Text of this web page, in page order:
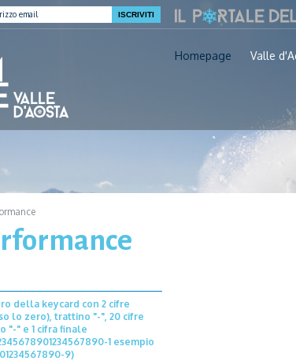
Homepage Valle
della keycard con 2 cifre
lo zero), trattino "-", 20 cifre
"-" e 1 cifra finale
1 esempio
9)